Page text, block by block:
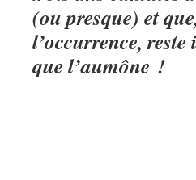
(ou presque) et
l’occurrence,
que l’aumône !